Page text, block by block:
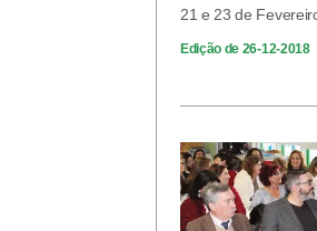
21 e 23 de
Edição de 26-12-2018